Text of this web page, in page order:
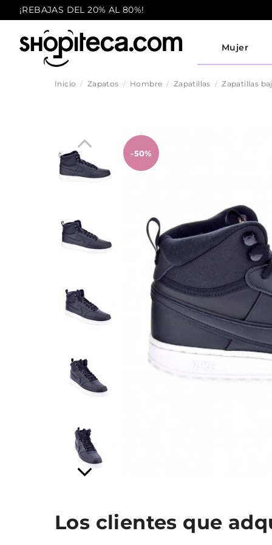
¡REBAJAS DEL 20% AL 80%!
Mujer
Inicio Zapatos Hombre Zapatillas Zapatillas
-50%
Los clientes que